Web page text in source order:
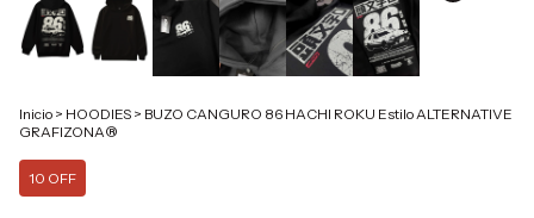
Inicio > HOODIES > BUZO CANGURO 86 HACHI ROKU Estilo ALTERNATIVE
GRAFIZONA®
10 OFF